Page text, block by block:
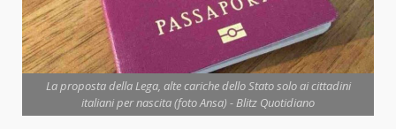
La proposta della Lega, alte cariche dello Stato solo ai cittadini
italiani per nascita (foto Ansa) - Blitz Quotidiano